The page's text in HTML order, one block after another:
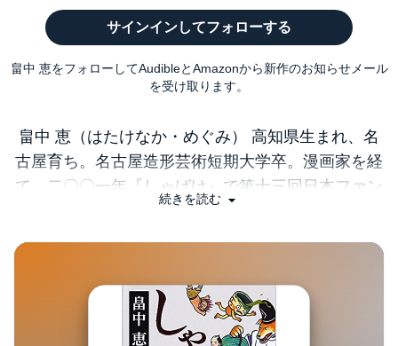
サインインしてフォローする
畠中 恵をフォローしてAudibleとAmazonから新作のお知らせメール
を受け取ります。
畠中 恵（はたけなか・めぐみ） 高知県生まれ、名
古屋育ち。名古屋造形芸術短期大学卒。漫画家を経
て、二〇〇一年『しゃばけ』で第十三回日本ファン
タジーノベル大賞優秀賞を受賞してデビュー。以
他に、「まんまこと」シリーズ、「若様組」シリー
ズ、「明治・妖モダン」シリーズ、「つくもがみ」
シリーズ、『ちょちょら』『けさくしゃ』『うずら
続きを読む